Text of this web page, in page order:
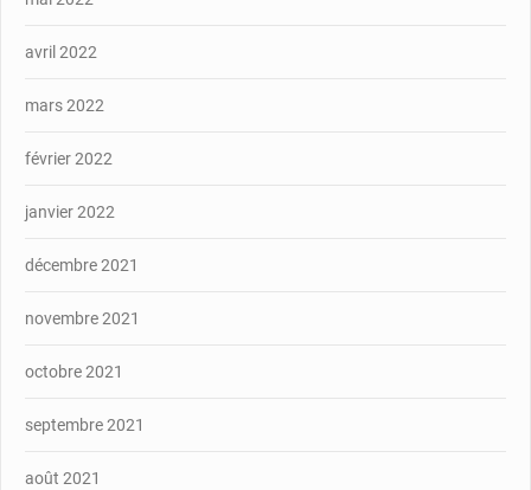
avril 2022
mars 2022
février 2022
janvier 2022
décembre 2021
novembre 2021
octobre 2021
septembre 2021
août 2021